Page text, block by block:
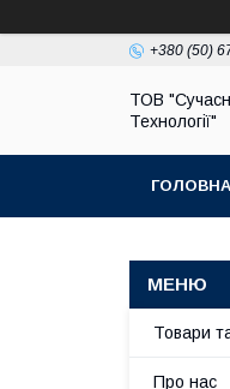
+380 (50)
ТОВ
Технології"
ГОЛОВНА
Товари
Про нас